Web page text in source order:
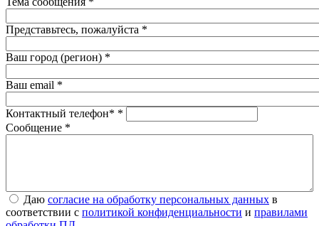
Представьтесь, пожалуйста *
Ваш город (регион) *
Ваш email *
Контактный телефон* *
Сообщение *
Даю согласие на обработку персональных данных в
соответствии с политикой конфиденциальности и правилами
обработки ПД
Даю согласие на обработку персональных данных в
соответствии с политикой конфиденциальности и правилами